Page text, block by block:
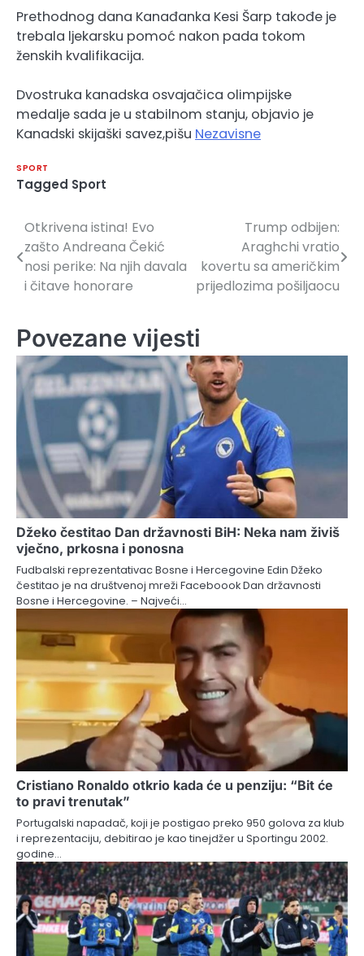
Prethodnog dana Kanađanka Kesi Šarp takođe je
trebala ljekarsku pomoć nakon pada tokom
ženskih kvalifikacija.
Dvostruka kanadska osvajačica olimpijske
medalje sada je u stabilnom stanju, objavio je
Kanadski skijaški savez,pišu Nezavisne
SPORT
Tagged Sport
Navigacija
članaka
Otkrivena istina! Evo
zašto Andreana Čekić
nosi perike: Na njih davala
i čitave honorare
Trump odbijen:
Araghchi vratio
kovertu sa američkim
prijedlozima pošiljaocu
Povezane vijesti
Džeko čestitao Dan državnosti BiH: Neka nam živiš
vječno, prkosna i ponosna
Fudbalski reprezentativac Bosne i Hercegovine Edin Džeko
čestitao je na društvenoj mreži Faceboook Dan državnosti
Bosne i Hercegovine. – Najveći…
Cristiano Ronaldo otkrio kada će u penziju: “Bit će
to pravi trenutak”
Portugalski napadač, koji je postigao preko 950 golova za klub
i reprezentaciju, debitirao je kao tinejdžer u Sportingu 2002.
godine…